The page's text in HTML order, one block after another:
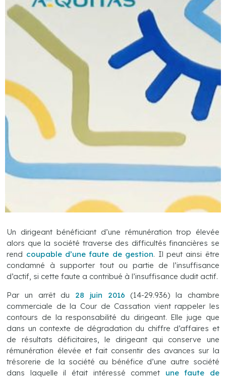
Un dirigeant bénéficiant d’une rémunération trop élevée
alors que la société traverse des difficultés financières se
rend coupable d’une faute de gestion. Il peut ainsi être
condamné à supporter tout ou partie de l’insuffisance
d’actif, si cette faute a contribué à l’insuffisance dudit actif.
Par un arrêt du 28 juin 2016 (14-29.936) la chambre
commerciale de la Cour de Cassation vient rappeler les
contours de la responsabilité du dirigeant. Elle juge que
dans un contexte de dégradation du chiffre d’affaires et
de résultats déficitaires, le dirigeant qui conserve une
rémunération élevée et fait consentir des avances sur la
trésorerie de la société au bénéfice d’une autre société
dans laquelle il était intéressé commet une faute de